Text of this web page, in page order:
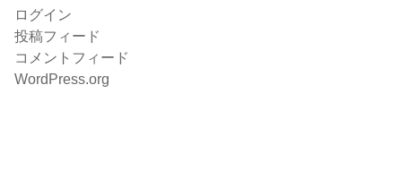
ログイン
投稿フィード
コメントフィード
WordPress.org